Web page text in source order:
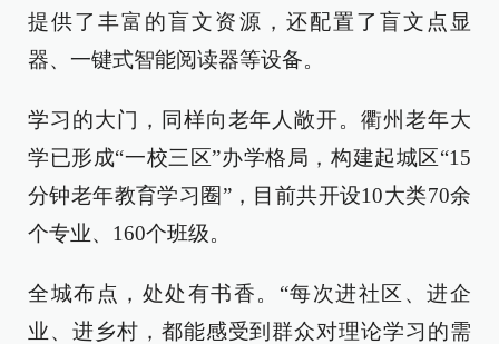
提供了丰富的盲文资源，还配置了盲文点显
器、一键式智能阅读器等设备。
学习的大门，同样向老年人敞开。衢州老年大
学已形成“一校三区”办学格局，构建起城区“15
分钟老年教育学习圈”，目前共开设10大类70余
个专业、160个班级。
全城布点，处处有书香。“每次进社区、进企
业、进乡村，都能感受到群众对理论学习的需